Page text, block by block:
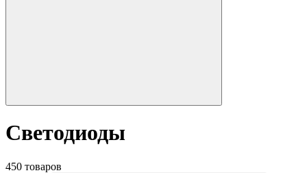
Светодиоды
450 товаров